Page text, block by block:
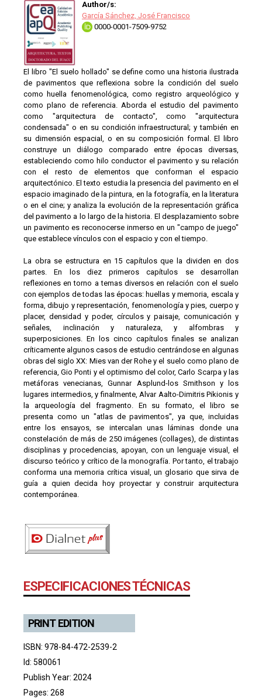
Author/s:
García Sánchez, José Francisco
0000-0001-7509-9752
El libro "El suelo hollado" se define como una historia ilustrada
de pavimentos que reflexiona sobre la condición del suelo
como huella fenomenológica, como registro arqueológico y
como plano de referencia. Aborda el estudio del pavimento
como "arquitectura de contacto", como "arquitectura
condensada" o en su condición infraestructural; y también en
su dimensión espacial, o en su composición formal. El libro
construye un diálogo comparado entre épocas diversas,
estableciendo como hilo conductor el pavimento y su relación
con el resto de elementos que conforman el espacio
arquitectónico. El texto estudia la presencia del pavimento en el
espacio imaginado de la pintura, en la fotografía, en la literatura
o en el cine; y analiza la evolución de la representación gráfica
del pavimento a lo largo de la historia. El desplazamiento sobre
un pavimento es reconocerse inmerso en un "campo de juego"
que establece vínculos con el espacio y con el tiempo.
La obra se estructura en 15 capítulos que la dividen en dos
partes. En los diez primeros capítulos se desarrollan
reflexiones en torno a temas diversos en relación con el suelo
con ejemplos de todas las épocas: huellas y memoria, escala y
forma, dibujo y representación, fenomenología y pies, cuerpo y
placer, densidad y poder, círculos y paisaje, comunicación y
señales, inclinación y naturaleza, y alfombras y
superposiciones. En los cinco capítulos finales se analizan
críticamente algunos casos de estudio centrándose en algunas
obras del siglo XX: Mies van der Rohe y el suelo como plano de
referencia, Gio Ponti y el optimismo del color, Carlo Scarpa y las
metáforas venecianas, Gunnar Asplund-los Smithson y los
lugares intermedios, y finalmente, Alvar Aalto-Dimitris Pikionis y
la arqueología del fragmento. En su formato, el libro se
presenta como un "atlas de pavimentos", ya que, incluidas
entre los ensayos, se intercalan unas láminas donde una
constelación de más de 250 imágenes (collages), de distintas
disciplinas y procedencias, apoyan, con un lenguaje visual, el
discurso teórico y crítico de la monografía. Por tanto, el trabajo
conforma una memoria crítica visual, un glosario que sirva de
guía a quien decida hoy proyectar y construir arquitectura
contemporánea.
ESPECIFICACIONES TÉCNICAS
PRINT EDITION
ISBN: 978-84-472-2539-2
Id: 580061
Publish Year: 2024
Pages: 268